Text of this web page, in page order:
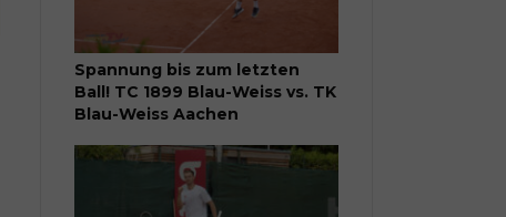
Spannung bis zum letzten
Ball! TC 1899 Blau-Weiss vs. TK
Blau-Weiss Aachen